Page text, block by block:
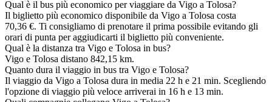
Qual è il bus più economico per viaggiare da Vigo a Tolosa?
Il biglietto più economico disponibile da Vigo a Tolosa costa
70,36 €. Ti consigliamo di prenotare il prima possibile evitando gli
orari di punta per aggiudicarti il biglietto più conveniente.
Qual è la distanza tra Vigo e Tolosa in bus?
Vigo e Tolosa distano 842,15 km.
Quanto dura il viaggio in bus tra Vigo e Tolosa?
Il viaggio da Vigo a Tolosa dura in media 22 h e 21 min. Scegliendo
l'opzione di viaggio più veloce arriverai in 16 h e 13 min.